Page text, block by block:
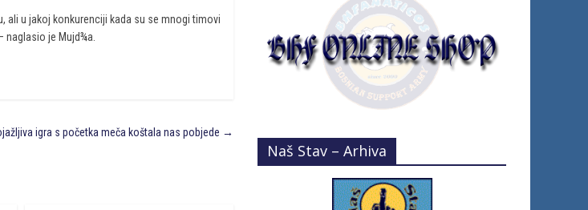
ali u jakoj konkurenciji kada su se mnogi timovi
naglasio je Mujd¾a.
igra s početka meča koštala nas pobjede →
Naš Stav – Arhiva